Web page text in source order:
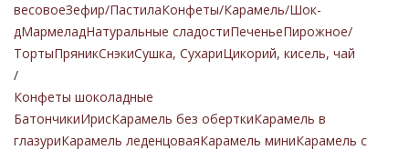
весовоеЗефир/ПастилаКонфеты/Карамель/Шок-
дМармеладНатуральные сладостиПеченьеПирожное/
ТортыПряникСнэкиСушка, СухариЦикорий, кисель, чай
/
Конфеты шоколадные
БатончикиИрисКарамель без оберткиКарамель в
глазуриКарамель леденцоваяКарамель миниКарамель с